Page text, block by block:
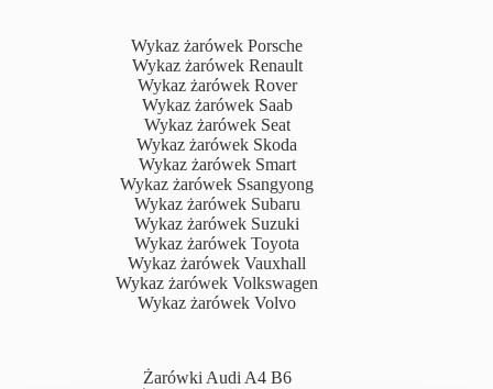
Wykaz żarówek Porsche
Wykaz żarówek Renault
Wykaz żarówek Rover
Wykaz żarówek Saab
Wykaz żarówek Seat
Wykaz żarówek Skoda
Wykaz żarówek Smart
Wykaz żarówek Ssangyong
Wykaz żarówek Subaru
Wykaz żarówek Suzuki
Wykaz żarówek Toyota
Wykaz żarówek Vauxhall
Wykaz żarówek Volkswagen
Wykaz żarówek Volvo
Żarówki Audi A4 B6